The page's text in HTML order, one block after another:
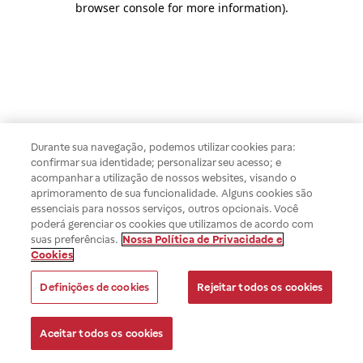
browser console for more information).
Durante sua navegação, podemos utilizar cookies para:
confirmar sua identidade; personalizar seu acesso; e
acompanhar a utilização de nossos websites, visando o
aprimoramento de sua funcionalidade. Alguns cookies são
essenciais para nossos serviços, outros opcionais. Você
poderá gerenciar os cookies que utilizamos de acordo com
suas preferências. Nossa Política de Privacidade e
Cookies
Definições de cookies Rejeitar todos os cookies
Aceitar todos os cookies